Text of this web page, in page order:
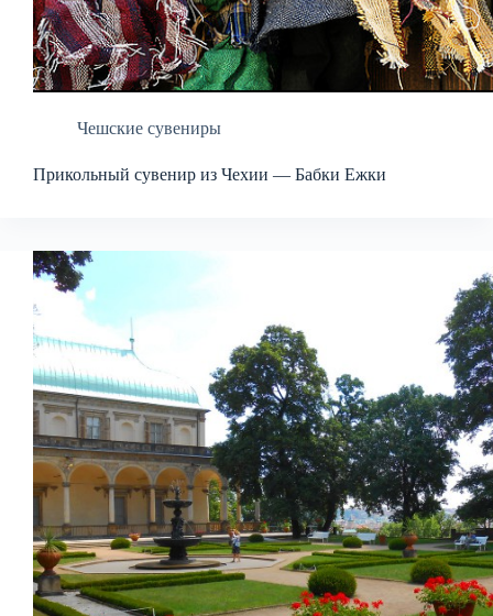
Чешские сувениры
Прикольный сувенир из Чехии — Бабки Ежки